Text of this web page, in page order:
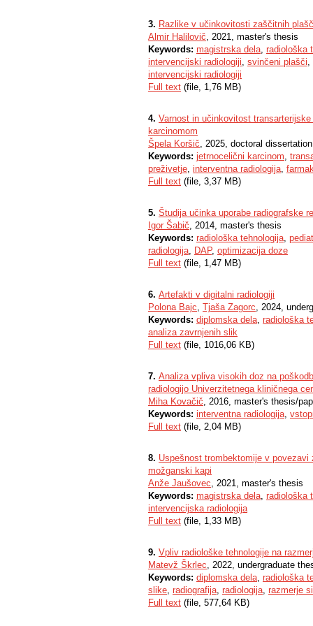
3. Razlike v učinkovitosti zaščitnih
Almir Halilovič, 2021, master's thesis
Keywords: magistrska dela, radiološka
intervencijski radiologiji, svinčeni plašči,
intervencijski radiologiji
Full text (file, 1,76 MB)
4. Varnost in učinkovitost
karcinomom
Špela Koršič, 2025, doctoral dissertation
Keywords: jetrnocelični karcinom,
preživetje, interventna radiologija,
Full text (file, 3,37 MB)
5. Študija učinka uporabe radiografske
Igor Šabič, 2014, master's thesis
Keywords: radiološka tehnologija,
radiologija, DAP, optimizacija doze
Full text (file, 1,47 MB)
6. Artefakti v digitalni radiologiji
Polona Bajc, Tjaša Zagorc, 2024,
Keywords: diplomska dela, radiološka
analiza zavrnjenih slik
Full text (file, 1016,06 KB)
7. Analiza vpliva visokih doz na
radiologijo Univerzitetnega kliničnega
Miha Kovačič, 2016, master's thesis/
Keywords: interventna radiologija,
Full text (file, 2,04 MB)
8. Uspešnost trombektomije v
možganski kapi
Anže Jaušovec, 2021, master's thesis
Keywords: magistrska dela, radiološka
intervencijska radiologija
Full text (file, 1,33 MB)
9. Vpliv radiološke tehnologije na
Matevž Škrlec, 2022, undergraduate
Keywords: diplomska dela, radiološka
slike, radiografija, radiologija, razmerje
Full text (file, 577,64 KB)